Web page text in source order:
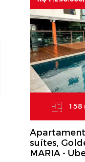
158
suítes,
MARIA -